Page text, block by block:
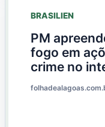
BRASILIEN
PM
fogo em
crime no